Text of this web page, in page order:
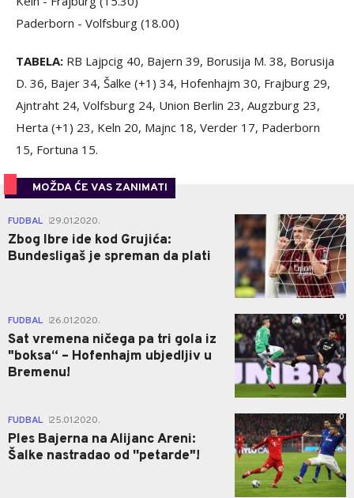
Paderborn - Volfsburg (18.00)
TABELA: RB Lajpcig 40, Bajern 39, Borusija M. 38, Borusija
D. 36, Bajer 34, Šalke (+1) 34, Hofenhajm 30, Frajburg 29,
Ajntraht 24, Volfsburg 24, Union Berlin 23, Augzburg 23,
Herta (+1) 23, Keln 20, Majnc 18, Verder 17, Paderborn
15, Fortuna 15.
MOŽDA ĆE VAS ZANIMATI
FUDBAL 29.01.2020.
Zbog Ibre ide kod Grujića:
Bundesligaš je spreman da plati
0
FUDBAL 26.01.2020.
Sat vremena ničega pa tri gola iz
"boksa“ – Hofenhajm ubjedljiv u
Bremenu!
0
FUDBAL 25.01.2020.
Ples Bajerna na Alijanc Areni:
Šalke nastradao od ''petarde"!
0